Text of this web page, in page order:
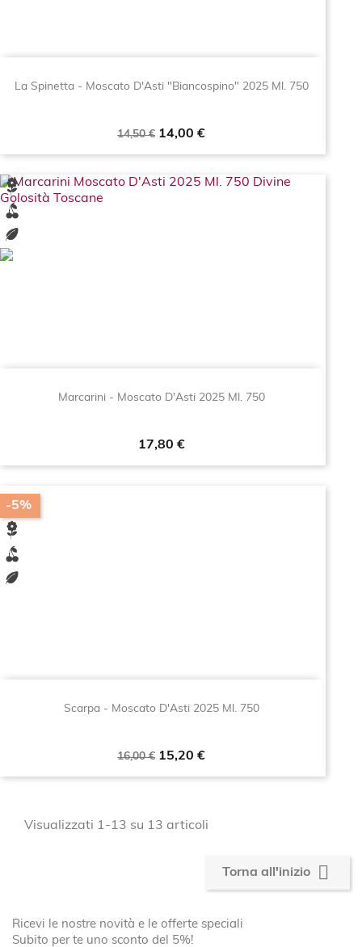
La Spinetta - Moscato D'Asti "Biancospino" 2025 Ml. 750
Prezzo
14,50 € Prezzo
14,00 €
Marcarini - Moscato D'Asti 2025 Ml. 750
Prezzo
17,80 €
Scarpa - Moscato D'Asti 2025 Ml. 750
Prezzo
16,00 € Prezzo
15,20 €
-5%
Visualizzati 1-13 su 13 articoli
Torna all'inizio 
Ricevi le nostre novità e le offerte speciali
Subito per te uno sconto del 5%!